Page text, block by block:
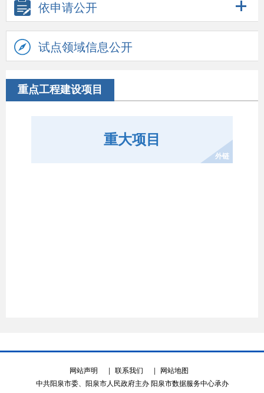
依申请公开
试点领域信息公开
重点工程建设项目
重大项目
外链